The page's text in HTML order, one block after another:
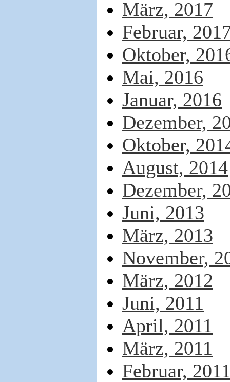
März, 2017
Februar,
Oktober,
Mai, 2016
Januar, 2016
Dezember,
Oktober,
August, 2014
Dezember,
Juni, 2013
März, 2013
November,
März, 2012
Juni, 2011
April, 2011
März, 2011
Februar,